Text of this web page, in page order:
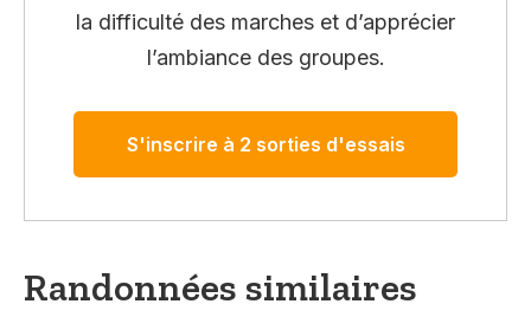
la difficulté des marches et d’apprécier
l’ambiance des groupes.
S'inscrire à 2 sorties d'essais
Randonnées similaires